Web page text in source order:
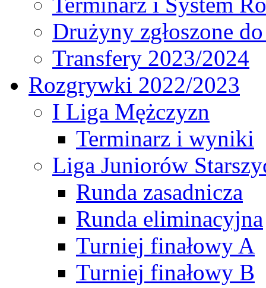
Drużyny zgłoszone
Transfery 2023/2024
Rozgrywki 2022/2023
I Liga Mężczyzn
Terminarz i wyniki
Liga Juniorów
Runda zasadnicza
Runda eliminacyjna
Turniej finałowy A
Turniej finałowy B